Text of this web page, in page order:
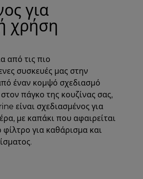
για
χρήση
από τις πιο
συσκευές μας στην
έναν κομψό σχεδιασμό
πάγκο της κουζίνας σας,
είναι σχεδιασμένος για
με καπάκι που αφαιρείται
για καθάρισμα και